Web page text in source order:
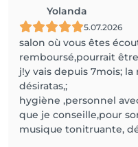
Yolanda
5.07.2026
salon où vous êtes
remboursé,pourrait
j!y vais depuis 7mois;
désiratas,;
hygiène ,personnel
que je conseille,pour
musique tonitruante,